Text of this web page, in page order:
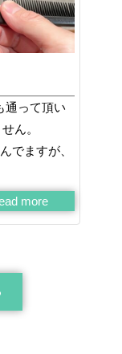
通って頂い
ん。
でますが、
more